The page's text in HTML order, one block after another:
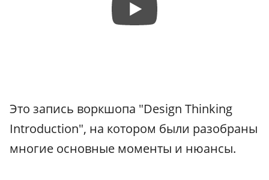
Это запись воркшопа "Design Thinking
Introduction", на котором были разобраны
многие основные моменты и нюансы.